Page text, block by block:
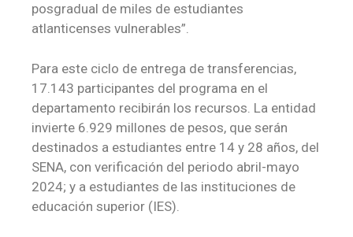
posgradual de miles de estudiantes
atlanticenses vulnerables”.
Para este ciclo de entrega de transferencias,
17.143 participantes del programa en el
departamento recibirán los recursos. La entidad
invierte 6.929 millones de pesos, que serán
destinados a estudiantes entre 14 y 28 años, del
SENA, con verificación del periodo abril-mayo
2024; y a estudiantes de las instituciones de
educación superior (IES).